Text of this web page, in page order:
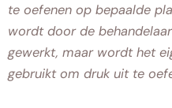
te oefenen op bepaalde
wordt door de
gewerkt, maar wordt het
gebruikt om druk uit te